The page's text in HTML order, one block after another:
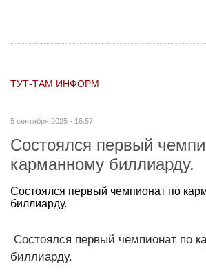
ТУТ-ТАМ ИНФОРМ
5 сентября 2025 - 16:57
Состоялся первый
карманному биллиарду.
Состоялся первый чемпионат по
биллиарду.
Состоялся первый чемпионат по
биллиарду.